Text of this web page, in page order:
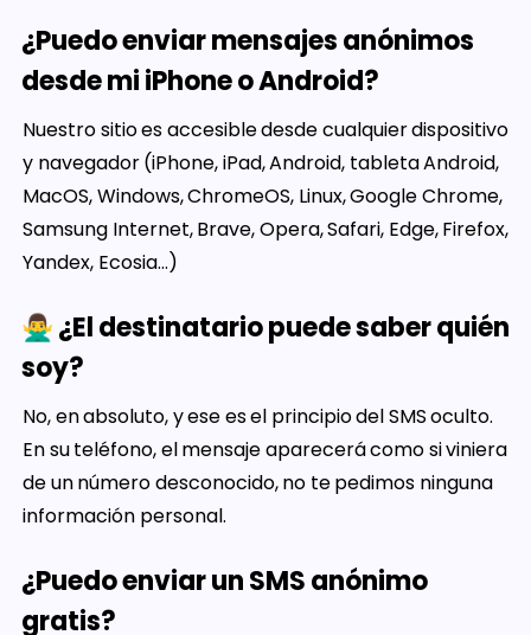
¿Puedo enviar mensajes anónimos
desde mi iPhone o Android?
Nuestro sitio es accesible desde cualquier dispositivo
y navegador (iPhone, iPad, Android, tableta Android,
MacOS, Windows, ChromeOS, Linux, Google Chrome,
Samsung Internet, Brave, Opera, Safari, Edge, Firefox,
Yandex, Ecosia...)
🙅‍♂️ ¿El destinatario puede saber quién
soy?
No, en absoluto, y ese es el principio del SMS oculto.
En su teléfono, el mensaje aparecerá como si viniera
de un número desconocido, no te pedimos ninguna
información personal.
¿Puedo enviar un SMS anónimo
gratis?